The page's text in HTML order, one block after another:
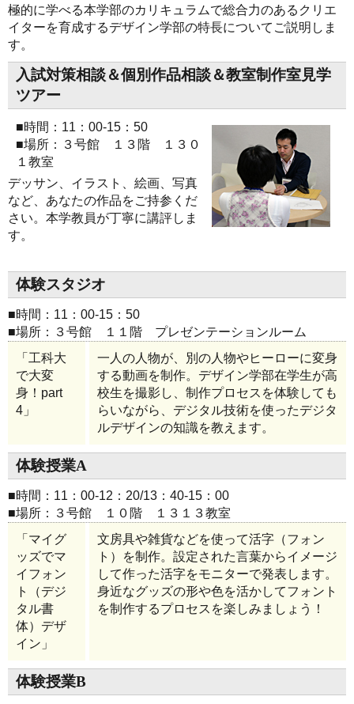
極的に学べる本学部のカリキュラムで総合力のあるクリエ
イターを育成するデザイン学部の特長についてご説明しま
す。
入試対策相談＆個別作品相談＆教室制作室見学
ツアー
■時間：11：00-15：50
■場所：３号館 １３階 １３０
１教室
デッサン、イラスト、絵画、写真
など、あなたの作品をご持参くだ
さい。本学教員が丁寧に講評しま
す。
体験スタジオ
■時間：11：00-15：50
■場所：３号館 １１階 プレゼンテーションルーム
「工科大
で大変
身！part
4」
一人の人物が、別の人物やヒーローに変身
する動画を制作。デザイン学部在学生が高
校生を撮影し、制作プロセスを体験しても
らいながら、デジタル技術を使ったデジタ
ルデザインの知識を教えます。
体験授業A
■時間：11：00-12：20/13：40-15：00
■場所：３号館 １０階 １３１３教室
「マイグ
ッズでマ
イフォン
ト（デジ
タル書
体）デザ
イン」
文房具や雑貨などを使って活字（フォン
ト）を制作。設定された言葉からイメージ
して作った活字をモニターで発表します。
身近なグッズの形や色を活かしてフォント
を制作するプロセスを楽しみましょう！
体験授業B